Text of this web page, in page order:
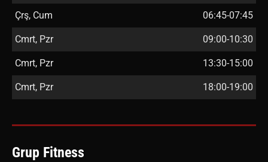
Çrş, Cum 06:45-07:45
Cmrt, Pzr 09:00-10:30
Cmrt, Pzr 13:30-15:00
Cmrt, Pzr 18:00-19:00
Grup Fitness